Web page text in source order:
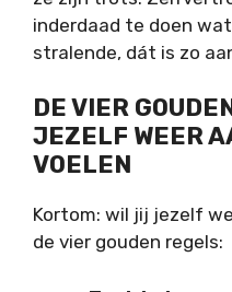
inderdaad te doen
stralende, dát is zo
DE VIER
JEZELF WEER
VOELEN
Kortom: wil jij jezelf
de vier gouden regels: